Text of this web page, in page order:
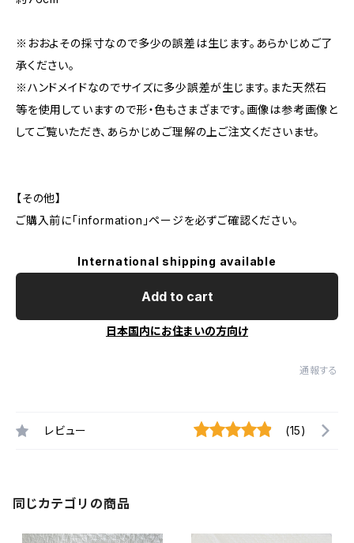
※おおよその採寸なので多少の誤差は生じます。あらかじめご了
承ください。
※ハンドメイドなのでサイズに多少誤差が生じます。また天然石
等を使用していますので形・色もさまざまです。画像は参考画像と
してご覧いただき、あらかじめご理解の上ご注文くださいませ。
【その他】
ご購入前に「information」ページを必ずご確認ください。
International shipping available
Add to cart
日本国内にお住まいの方向け
通報する
レビュー (15)
同じカテゴリの商品